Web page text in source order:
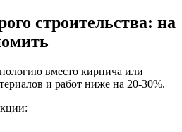
строительства: на
вместо кирпича или
и работ ниже на 20-30%.